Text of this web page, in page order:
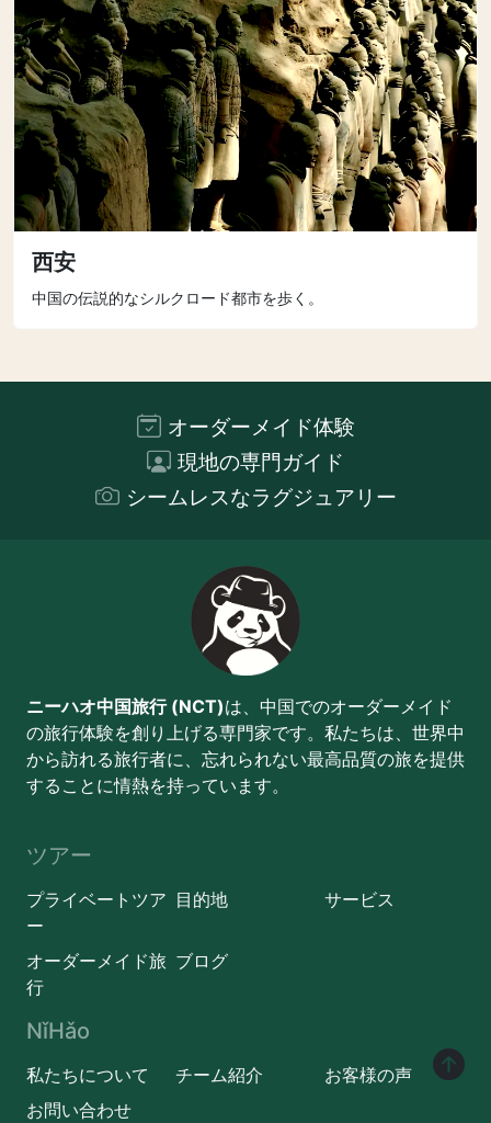
西安
中国の伝説的なシルクロード都市を歩く。
オーダーメイド体験
現地の専門ガイド
シームレスなラグジュアリー
ニーハオ中国旅行 (NCT)は、中国でのオーダーメイド
の旅行体験を創り上げる専門家です。私たちは、世界中
から訪れる旅行者に、忘れられない最高品質の旅を提供
することに情熱を持っています。
ツアー
プライベートツア
ー
目的地 サービス
オーダーメイド旅
行
ブログ
NǐHǎo
私たちについて チーム紹介
お客様の声
お問い合わせ